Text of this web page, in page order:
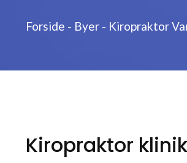
Forside - Byer - Kiropraktor
Kiropraktor